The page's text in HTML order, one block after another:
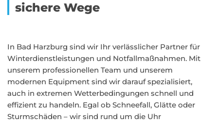
sichere Wege
In Bad Harzburg sind wir Ihr verlässlicher Partner für
Winterdienstleistungen und Notfallmaßnahmen. Mit
unserem professionellen Team und unserem
modernen Equipment sind wir darauf spezialisiert,
auch in extremen Wetterbedingungen schnell und
effizient zu handeln. Egal ob Schneefall, Glätte oder
Sturmschäden – wir sind rund um die Uhr